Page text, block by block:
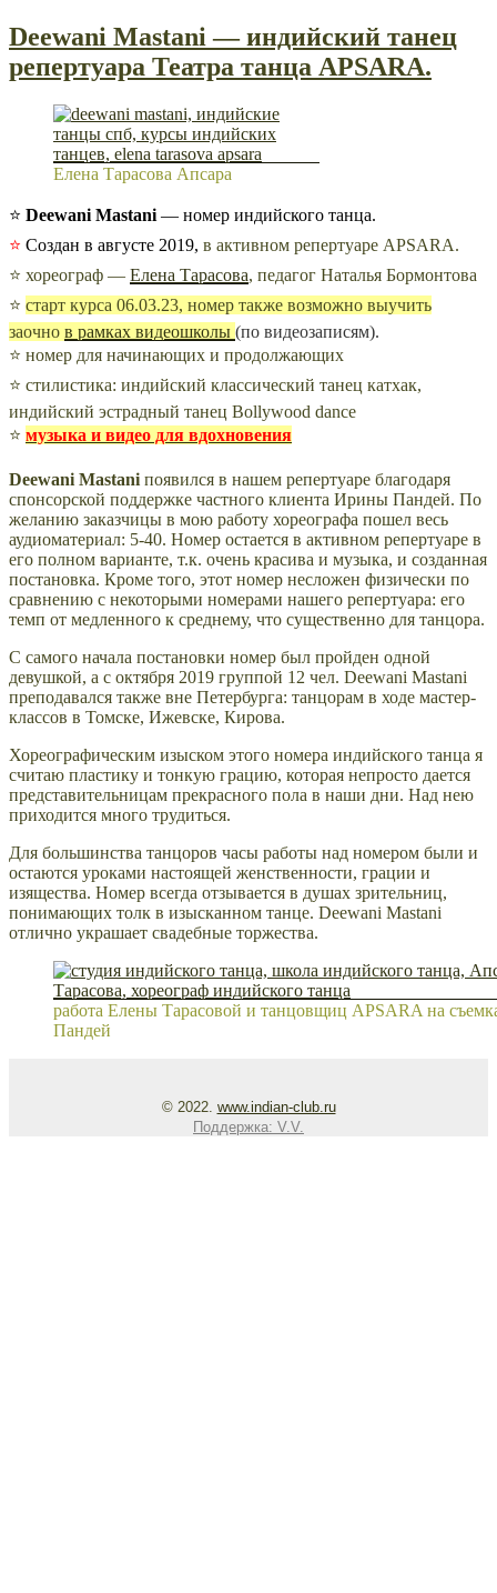
Deewani Mastani — индийский танец
репертуара Театра танца APSARA.
Елена Тарасова Апсара
⭐ Deewani Mastani — номер индийского танца.
⭐ Создан в августе 2019, в активном репертуаре APSARA.
⭐ хореограф — Елена Тарасова, педагог Наталья Бормонтова
⭐ старт курса 06.03.23, номер также возможно выучить
заочно в рамках видеошколы (по видеозаписям).
⭐ номер для начинающих и продолжающих
⭐ стилистика: индийский классический танец катхак,
индийский эстрадный танец Bollywood dance
⭐ музыка и видео для вдохновения
Deewani Mastani появился в нашем репертуаре благодаря
спонсорской поддержке частного клиента Ирины Пандей. По
желанию заказчицы в мою работу хореографа пошел весь
аудиоматериал: 5-40. Номер остается в активном репертуаре в
его полном варианте, т.к. очень красива и музыка, и созданная
постановка. Кроме того, этот номер несложен физически по
сравнению с некоторыми номерами нашего репертуара: его
темп от медленного к среднему, что существенно для танцора.
С самого начала постановки номер был пройден одной
девушкой, а с октября 2019 группой 12 чел. Deewani Mastani
преподавался также вне Петербурга: танцорам в ходе мастер-
классов в Томске, Ижевске, Кирова.
Хореографическим изыском этого номера индийского танца я
считаю пластику и тонкую грацию, которая непросто дается
представительницам прекрасного пола в наши дни. Над нею
приходится много трудиться.
Для большинства танцоров часы работы над номером были и
остаются уроками настоящей женственности, грации и
изящества. Номер всегда отзывается в душах зрительниц,
понимающих толк в изысканном танце. Deewani Mastani
отлично украшает свадебные торжества.
работа Елены Тарасовой и танцовщиц APSARA на
Пандей
© 2022. www.indian-club.ru
Поддержка: V.V.